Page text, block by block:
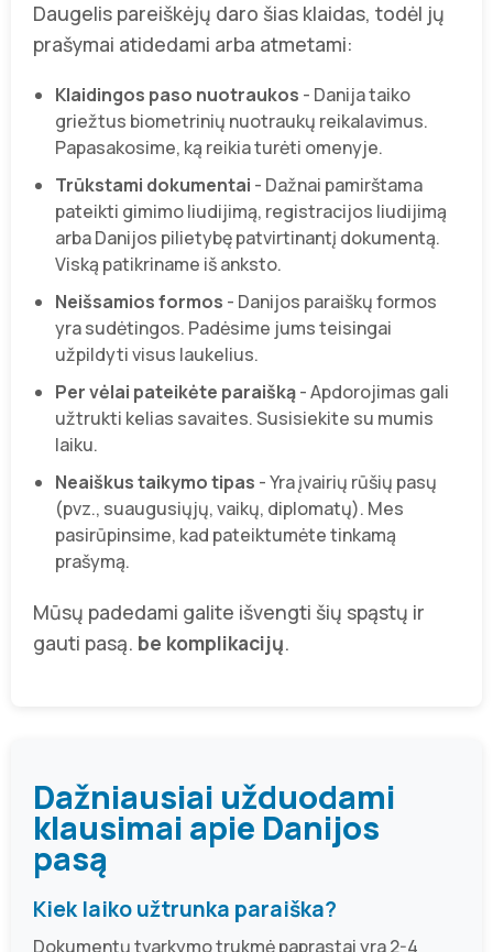
Daugelis pareiškėjų daro šias klaidas, todėl jų
prašymai atidedami arba atmetami:
Klaidingos paso nuotraukos - Danija taiko
griežtus biometrinių nuotraukų reikalavimus.
Papasakosime, ką reikia turėti omenyje.
Trūkstami dokumentai - Dažnai pamirštama
pateikti gimimo liudijimą, registracijos liudijimą
arba Danijos pilietybę patvirtinantį dokumentą.
Viską patikriname iš anksto.
Neišsamios formos - Danijos paraiškų formos
yra sudėtingos. Padėsime jums teisingai
užpildyti visus laukelius.
Per vėlai pateikėte paraišką- Apdorojimas gali
užtrukti kelias savaites. Susisiekite su mumis
laiku.
Neaiškus taikymo tipas - Yra įvairių rūšių pasų
(pvz., suaugusiųjų, vaikų, diplomatų). Mes
pasirūpinsime, kad pateiktumėte tinkamą
prašymą.
Mūsų padedami galite išvengti šių spąstų ir
gauti pasą. be komplikacijų.
Dažniausiai užduodami
klausimai apie Danijos
pasą
Kiek laiko užtrunka paraiška?
Dokumentų tvarkymo trukmė paprastai yra 2-4